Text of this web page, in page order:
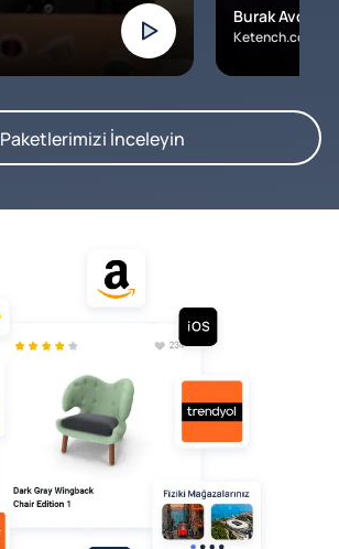
Burak Avcılar
Ketench.com –
Paketlerimizi İnceleyin